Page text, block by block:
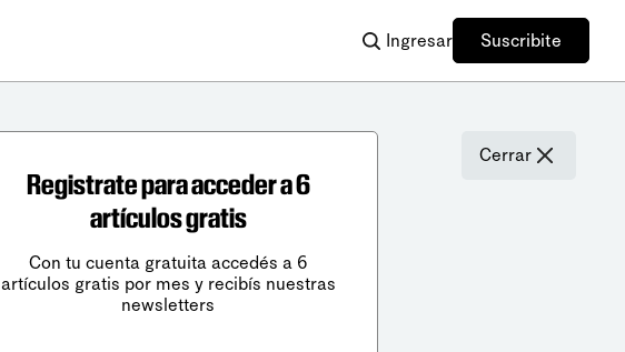
Ingresar Suscribite
Cerrar
Registrate para acceder a 6
artículos gratis
Con tu cuenta gratuita accedés a 6
artículos gratis por mes y recibís nuestras
newsletters